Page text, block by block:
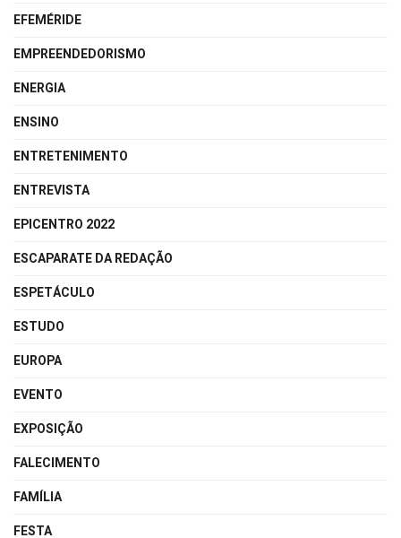
EFEMÉRIDE
EMPREENDEDORISMO
ENERGIA
ENSINO
ENTRETENIMENTO
ENTREVISTA
EPICENTRO 2022
ESCAPARATE DA REDAÇÃO
ESPETÁCULO
ESTUDO
EUROPA
EVENTO
EXPOSIÇÃO
FALECIMENTO
FAMÍLIA
FESTA